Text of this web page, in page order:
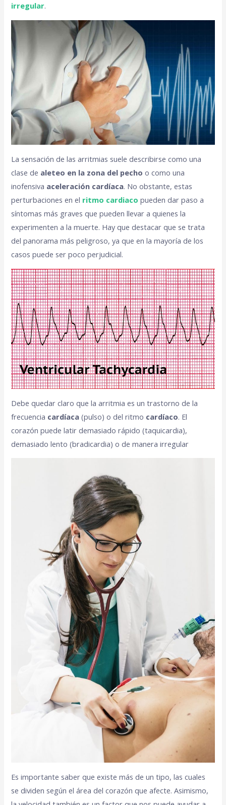
irregular.
La sensación de las arritmias suele describirse como una
clase de aleteo en la zona del pechoo como una
inofensiva aceleración cardíaca. No obstante, estas
perturbaciones en el ritmo cardiaco pueden dar paso a
síntomas más graves que pueden llevar a quienes la
experimenten a la muerte. Hay que destacar que se trata
del panorama más peligroso, ya que en la mayoría de los
casos puede ser poco perjudicial.
Debe quedar claro que la arritmia es un trastorno de la
frecuencia cardíaca (pulso) o del ritmo cardíaco. El
corazón puede latir demasiado rápido (taquicardia),
demasiado lento (bradicardia) o de manera irregular
Es importante saber que existe más de un tipo, las cuales
se dividen según el área del corazón que afecte. Asimismo,